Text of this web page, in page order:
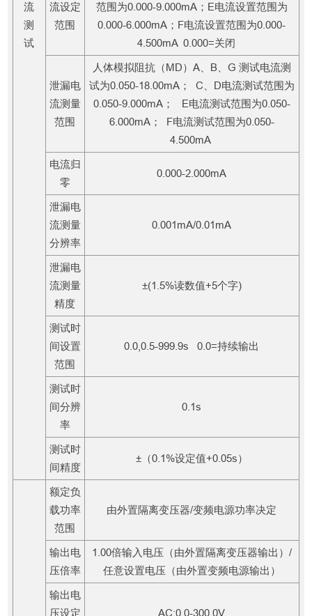
流
测
试
流设定
范围
范围为0.000-9.000mA；E电流设置范围为
0.000-6.000mA；F电流设置范围为0.000-
4.500mA 0.000=关闭
泄漏电
流测量
范围
人体模拟阻抗（MD）A、B、G 测试电流测
试为0.050-18.00mA； C、D电流测试范围为
0.050-9.000mA； E电流测试范围为0.050-
6.000mA； F电流测试范围为0.050-
4.500mA
电流归
零
0.000-2.000mA
泄漏电
流测量
分辨率
0.001mA/0.01mA
泄漏电
流测量
精度
±(1.5%读数值+5个字)
测试时
间设置
范围
0.0,0.5-999.9s 0.0=持续输出
测试时
间分辨
率
0.1s
测试时
间精度
±（0.1%设定值+0.05s）
额定负
载功率
范围
由外置隔离变压器/变频电源功率决定
输出电
压倍率
1.00倍输入电压（由外置隔离变压器输出）/
任意设置电压（由外置变频电源输出）
输出电
压设定
AC:0.0-300.0V